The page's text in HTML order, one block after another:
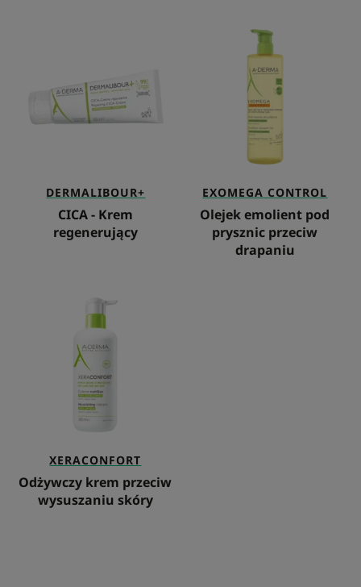
regenerujący
DERMALIBOUR+
CICA - Krem
regenerujący
Olejek
emolient
pod
prysznic
przeciw
drapaniu
EXOMEGA CONTROL
Olejek emolient pod
prysznic przeciw
drapaniu
krem
przeciw
wysuszaniu
skóry
XERACONFORT
Odżywczy krem przeciw
wysuszaniu skóry